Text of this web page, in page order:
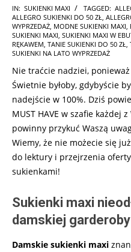
2025-
10-
20
IN: SUKIENKI MAXI TAGGED:
ALLEGRO SUKIENKI DO 50 ZŁ
WYPRZEDAŻ MODNE SUKIENKI MAXI
SUKIENKI MAXI SUKIENKI MAXI W
RĘKAWEM TANIE SUKIENKI DO 50 ZŁ
SUKIENKI NA LATO WYPRZEDAŻ
Nie traćcie nadziei,
Świetnie byłoby, gdybyście
nadejście w 100%. Dziś
MUST HAVE w szafie każdej
powinny przykuć Waszą
Wiemy, że nie możecie się
do lektury i przejrzenia
sukienkami!
Sukienki maxi
damskiej garderoby
Damskie sukienki maxi